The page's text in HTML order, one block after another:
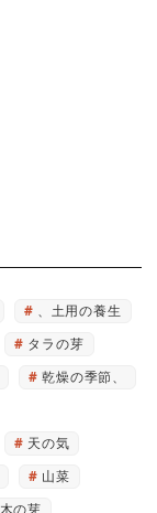
、土用の養生
タラの芽
乾燥の季節、
天の気
山菜
木の芽